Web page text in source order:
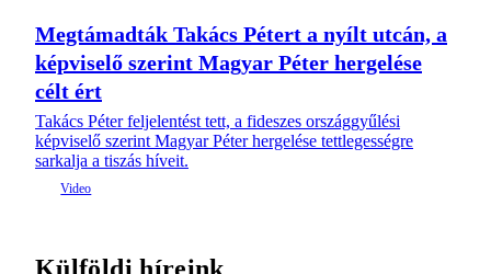
Megtámadták Takács Pétert a nyílt utcán, a
képviselő szerint Magyar Péter hergelése
célt ért
Takács Péter feljelentést tett, a fideszes országgyűlési
képviselő szerint Magyar Péter hergelése tettlegességre
sarkalja a tiszás híveit.